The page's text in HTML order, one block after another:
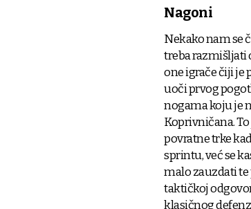
Nagoni
Nekako nam se
treba razmišljati
one igrače čiji je
uoči prvog
nogama koju je
Koprivničana.
povratne trke
sprintu, već se
malo zauzdati te
taktičkoj
klasičnog